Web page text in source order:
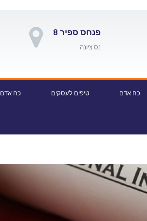
פנחס ספיר 8
נס ציונה
כח אדם טיפים לעסקים כח אדם